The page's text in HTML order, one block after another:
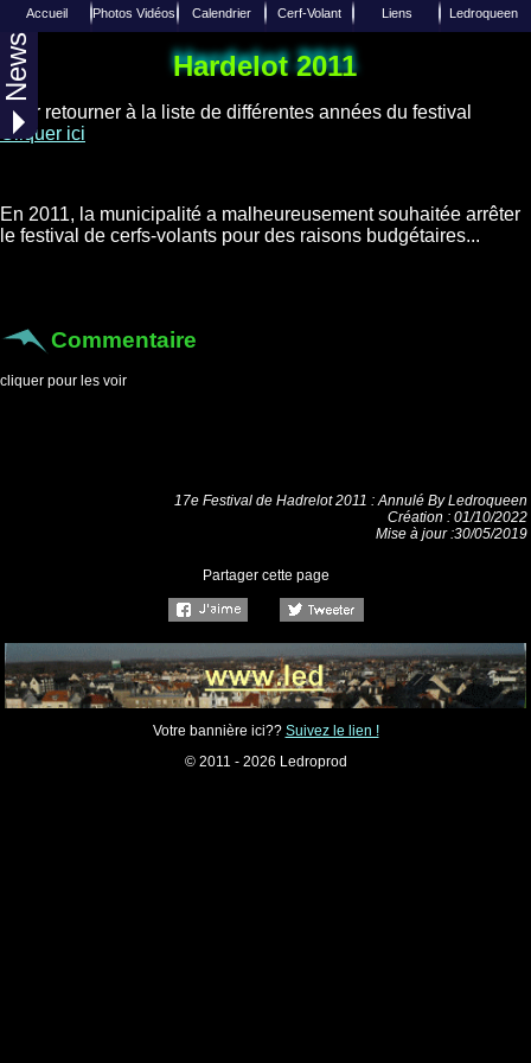
Accueil
Accueil
Photos Vidéos
Reportages
Photos Aériennes
Calendrier
Calendrier 2027
Calendrier 2025
Cerf-Volant
Photo aérienne
Equipes / Club
Liens
Liens de Cerfs-Volants
Ledroqueen
Insèrer un Lien
Facebook
News Hardelot 2011
Pour retourner à la liste de différentes années du festival
Cliquer ici
En 2011, la municipalité a malheureusement souhaitée arrêter
le festival de cerfs-volants pour des raisons budgétaires...
Commentaire
cliquer pour les voir
17e Festival de Hadrelot 2011 : Annulé ByLedroqueen
Création : 01/10/2022
Mise à jour :30/05/2019
Partager cette page
Votre bannière ici?? Suivez le lien !
© 2011 - 2026 Ledroprod